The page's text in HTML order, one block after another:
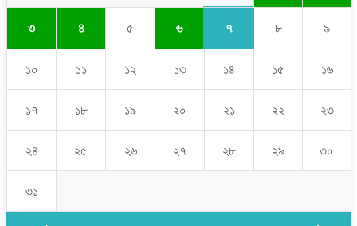
৩ ৪ ৫ ৬ ৭ ৮ ৯
১০ ১১ ১২ ১৩ ১৪ ১৫ ১৬
১৭ ১৮ ১৯ ২০ ২১ ২২ ২৩
২৪ ২৫ ২৬ ২৭ ২৮ ২৯ ৩০
৩১